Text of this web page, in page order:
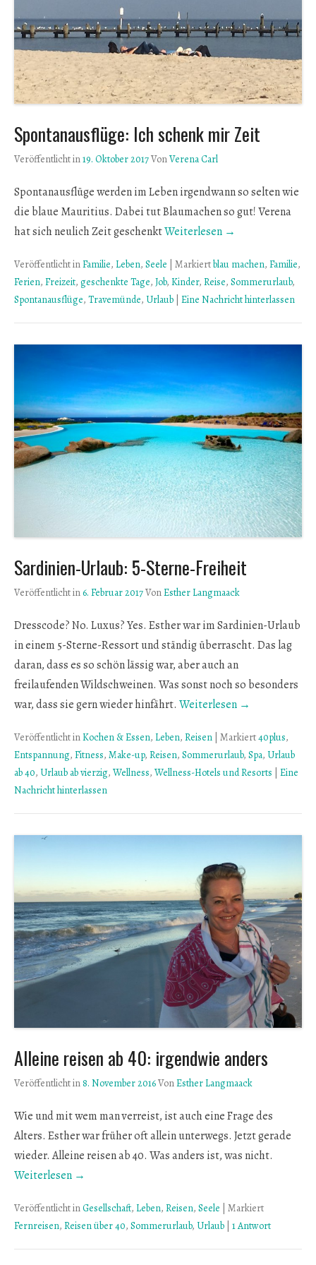
Spontanausflüge: Ich schenk mir Zeit
Veröffentlicht in19. Oktober 2017VonVerena Carl
Spontanausflüge werden im Leben irgendwann so selten wie
die blaue Mauritius. Dabei tut Blaumachen so gut! Verena
hat sich neulich Zeit geschenktWeiterlesen →
Veröffentlicht inFamilie, Leben, Seele Markiertblau machen, Familie,
Ferien, Freizeit, geschenkte Tage, Job, Kinder, Reise, Sommerurlaub,
Spontanausflüge, Travemünde, Urlaub Eine Nachricht hinterlassen
Sardinien-Urlaub: 5-Sterne-Freiheit
Veröffentlicht in6. Februar 2017VonEsther Langmaack
Dresscode? No. Luxus? Yes. Esther war im Sardinien-Urlaub
in einem 5-Sterne-Ressort und ständig überrascht. Das lag
daran, dass es so schön lässig war, aber auch an
freilaufenden Wildschweinen. Was sonst noch so besonders
war, dass sie gern wieder hinfährt. Weiterlesen →
Veröffentlicht inKochen & Essen, Leben, Reisen Markiert40plus,
Entspannung, Fitness, Make-up, Reisen, Sommerurlaub, Spa, Urlaub
ab 40, Urlaub ab vierzig, Wellness, Wellness-Hotels und Resorts
Eine
Nachricht hinterlassen
Alleine reisen ab 40: irgendwie anders
Veröffentlicht in8. November 2016VonEsther Langmaack
Wie und mit wem man verreist, ist auch eine Frage des
Alters. Esther war früher oft allein unterwegs. Jetzt gerade
wieder. Alleine reisen ab 40. Was anders ist, was nicht.
Weiterlesen →
Veröffentlicht inGesellschaft, Leben, Reisen, Seele
Markiert
Fernreisen, Reisen über 40, Sommerurlaub, Urlaub 1 Antwort